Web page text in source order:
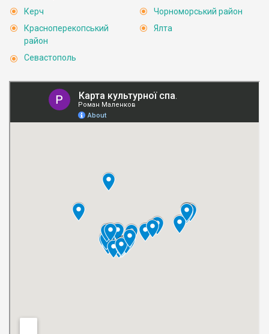
Керч
Красноперекопський
район
Севастополь
Чорноморський район
Ялта